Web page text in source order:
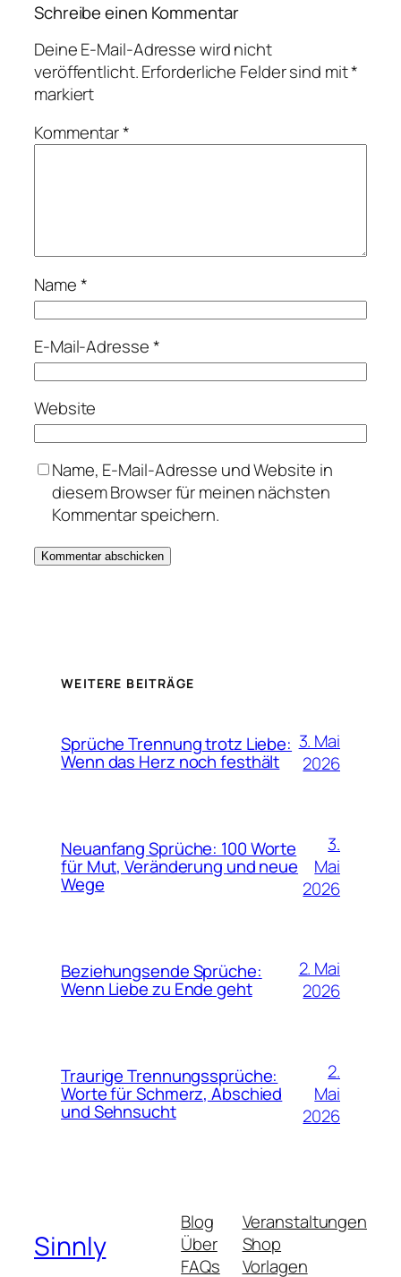
Schreibe einen Kommentar
Deine E-Mail-Adresse wird nicht
veröffentlicht.Erforderliche Felder sind mit*
markiert
Kommentar*
Name*
E-Mail-Adresse*
Website
Name, E-Mail-Adresse und Website in
diesem Browser für meinen nächsten
Kommentar speichern.
WEITERE BEITRÄGE
Sprüche Trennung trotz Liebe:
Wenn das Herz noch festhält
3. Mai
2026
Neuanfang Sprüche: 100 Worte
für Mut, Veränderung und neue
Wege
3.
Mai
2026
Beziehungsende Sprüche:
Wenn Liebe zu Ende geht
2. Mai
2026
Traurige Trennungssprüche:
Worte für Schmerz, Abschied
und Sehnsucht
2.
Mai
2026
Sinnly
Blog
Über
FAQs
Veranstaltungen
Shop
Vorlagen